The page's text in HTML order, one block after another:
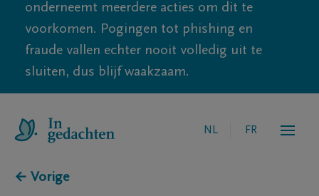
onderneemt meerdere acties om dit te
voorkomen. Pogingen tot phishing en
fraude vallen echter nooit volledig uit te
sluiten, dus blijf waakzaam.
NL FR
← Vorige